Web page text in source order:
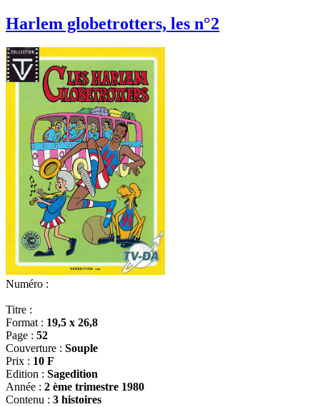
Harlem globetrotters, les n°2
Numéro :
Titre :
Format : 19,5 x 26,8
Page : 52
Couverture : Souple
Prix : 10 F
Edition : Sagedition
Année : 2 ème trimestre 1980
Contenu : 3 histoires